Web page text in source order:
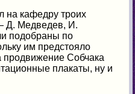
на кафедру троих
Д. Медведев, И.
подобраны по
им предстояло
продвижение Собчака
плакаты, ну и